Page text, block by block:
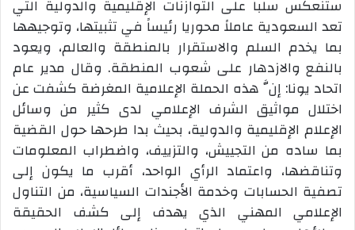
ستنعكس سلباً على التوازنات الإقليمية والدولية التي
تعد السعودية عاملاً محوريا رئيساً في تثبيتها، وتوجيهها
بما يخدم السلم والاستقرار بالمنطقة والعالم، ويعود
بالنفع والازدهار على شعوب المنطقة. وقال مدير عام
اتحاد يونا: إنَّ هذه الحملة الإعلامية المغرضة كشفت عن
اختلال مواثيق الشرف الإعلامي لدى كثير من وسائل
الإعلام الإقليمية والدولية، بحيث بدا طرحها حول القضية
بما ساده من التجييش، والتزييف، واضطراب المعلومات
وتناقضها، واعتماد الرأي الواحد، أقرب ما يكون إلى
تصفية الحسابات وخدمة الأجندات السياسية، من التناول
الإعلامي المهني الذي يهدف إلى كشف الحقيقة